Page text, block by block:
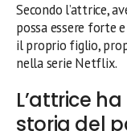
Secondo l’attrice,
possa essere forte
il proprio figlio,
nella serie Netflix.
L’attrice
storia del